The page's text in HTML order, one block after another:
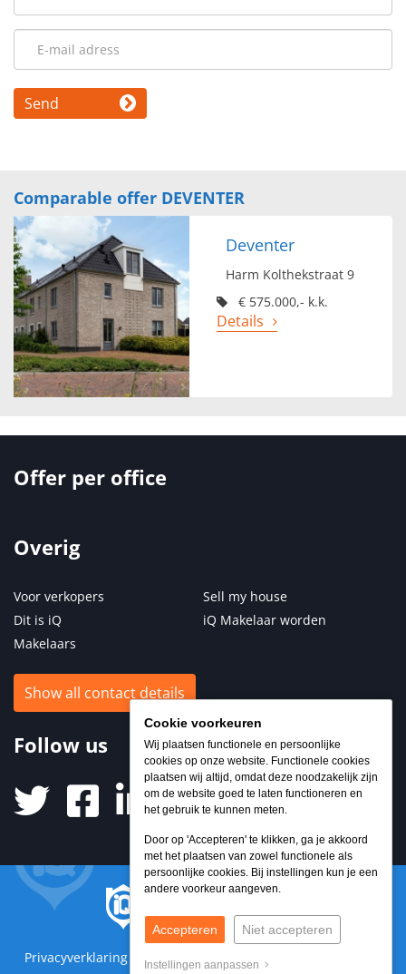
Cookie voorkeuren
Wij plaatsen functionele en persoonlijke
cookies op onze website. Functionele cookies
plaatsen wij altijd, omdat deze noodzakelijk zijn
om de website goed te laten functioneren en
het gebruik te kunnen meten.
Door op 'Accepteren' te klikken, ga je akkoord
met het plaatsen van zowel functionele als
persoonlijke cookies. Bij instellingen kun je een
andere voorkeur aangeven.
Accepteren Niet accepteren
Instellingen aanpassen
Send
Comparable offer DEVENTER
Deventer
Harm Kolthekstraat 9
€ 575.000,- k.k.
Details
Offer per office
Overig
Voor verkopers
Dit is iQ
Makelaars
Sell my house
iQ Makelaar worden
Show all contact details
Follow us
Privacyverklaring Sitemap